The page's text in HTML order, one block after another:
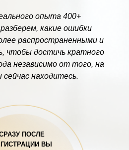
опыта 400+
какие ошибки
распространенными и
чтобы достичь кратного
независимо от того, на
находитесь.
ПОСЛЕ
ВЫ